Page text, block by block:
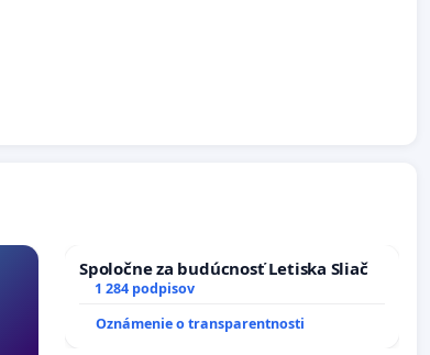
Spoločne za budúcnosť Letiska Sliač
1 284 podpisov
Oznámenie o transparentnosti